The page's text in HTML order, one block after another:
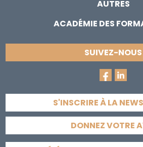
AUTRES
ACADÉMIE DES
SUIVEZ-NOUS
S'INSCRIRE À LA
DONNEZ VOTRE